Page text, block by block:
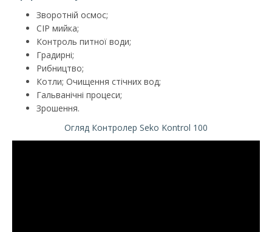
Зворотній осмос;
CIP мийка;
Контроль питної води;
Градирні;
Рибництво;
Котли; Очищення стічних вод;
Гальванічні процеси;
Зрошення.
Огляд Контролер Seko Kontrol 100